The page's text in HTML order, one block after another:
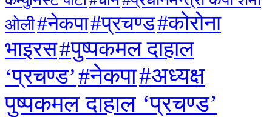
ओली#नेकपा#प्रचण्ड#कोरोना
भाइरस#पुष्पकमल दाहाल
‘प्रचण्ड’#नेकपा#अध्यक्ष
पुष्पकमल दाहाल ‘प्रचण्ड’